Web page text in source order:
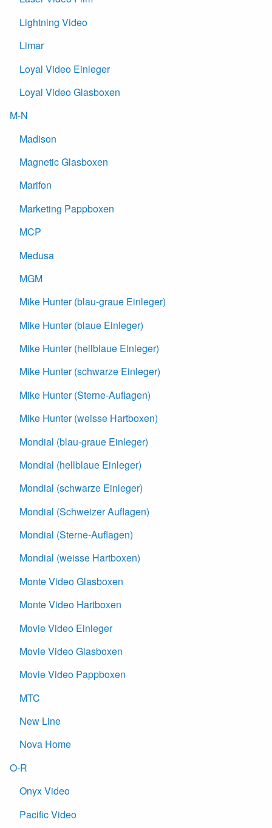
Lightning Video
Limar
Loyal Video Einleger
Loyal Video Glasboxen
M-N
Madison
Magnetic Glasboxen
Marifon
Marketing Pappboxen
MCP
Medusa
MGM
Mike Hunter (blau-graue Einleger)
Mike Hunter (blaue Einleger)
Mike Hunter (hellblaue Einleger)
Mike Hunter (schwarze Einleger)
Mike Hunter (Sterne-Auflagen)
Mike Hunter (weisse Hartboxen)
Mondial (blau-graue Einleger)
Mondial (hellblaue Einleger)
Mondial (schwarze Einleger)
Mondial (Schweizer Auflagen)
Mondial (Sterne-Auflagen)
Mondial (weisse Hartboxen)
Monte Video Glasboxen
Monte Video Hartboxen
Movie Video Einleger
Movie Video Glasboxen
Movie Video Pappboxen
MTC
New Line
Nova Home
O-R
Onyx Video
Pacific Video